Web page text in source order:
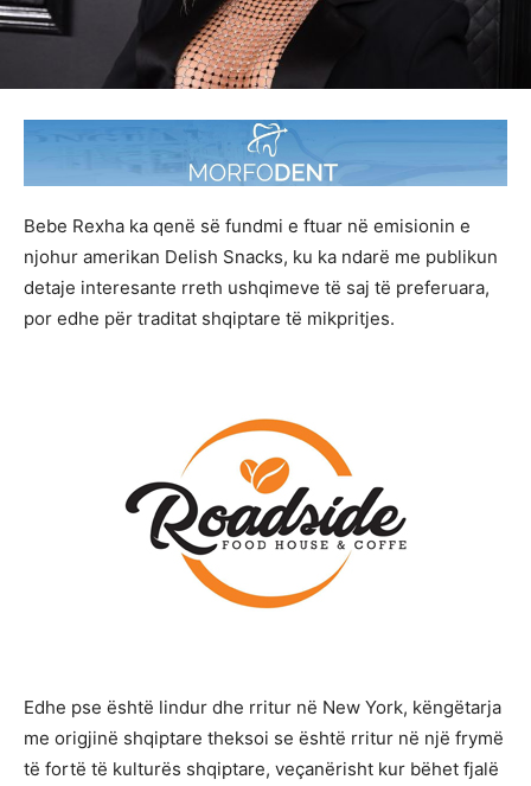
Bebe Rexha ka qenë së fundmi e ftuar në emisionin e
njohur amerikan Delish Snacks, ku ka ndarë me publikun
detaje interesante rreth ushqimeve të saj të preferuara,
por edhe për traditat shqiptare të mikpritjes.
Edhe pse është lindur dhe rritur në New York, këngëtarja
me origjinë shqiptare theksoi se është rritur në një frymë
të fortë të kulturës shqiptare, veçanërisht kur bëhet fjalë